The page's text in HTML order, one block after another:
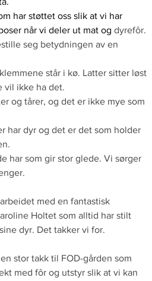
har støttet oss slik at vi har
når vi deler ut mat og dyrefôr.
seg betydningen av en
står i kø. Latter sitter løst
vil ikke ha det.
og tårer, og det er ikke mye som
har dyr og det er det som holder
har som gir stor glede. Vi sørger
med en fantastisk
Holtet som alltid har stilt
dyr. Det takker vi for.
stor takk til FOD-gården som
med fôr og utstyr slik at vi kan